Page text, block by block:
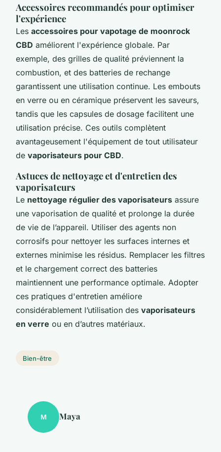
Accessoires recommandés pour optimiser
l'expérience
Les accessoires pour vapotage de moonrock
CBD améliorent l'expérience globale. Par
exemple, des grilles de qualité préviennent la
combustion, et des batteries de rechange
garantissent une utilisation continue. Les embouts
en verre ou en céramique préservent les saveurs,
tandis que les capsules de dosage facilitent une
utilisation précise. Ces outils complètent
avantageusement l'équipement de tout utilisateur
de vaporisateurs pour CBD.
Astuces de nettoyage et d'entretien des
vaporisateurs
Le nettoyage régulier des vaporisateurs assure
une vaporisation de qualité et prolonge la durée
de vie de l’appareil. Utiliser des agents non
corrosifs pour nettoyer les surfaces internes et
externes minimise les résidus. Remplacer les filtres
et le chargement correct des batteries
maintiennent une performance optimale. Adopter
ces pratiques d'entretien améliore
considérablement l’utilisation des vaporisateurs
en verre ou en d’autres matériaux.
Bien-être
M Maya